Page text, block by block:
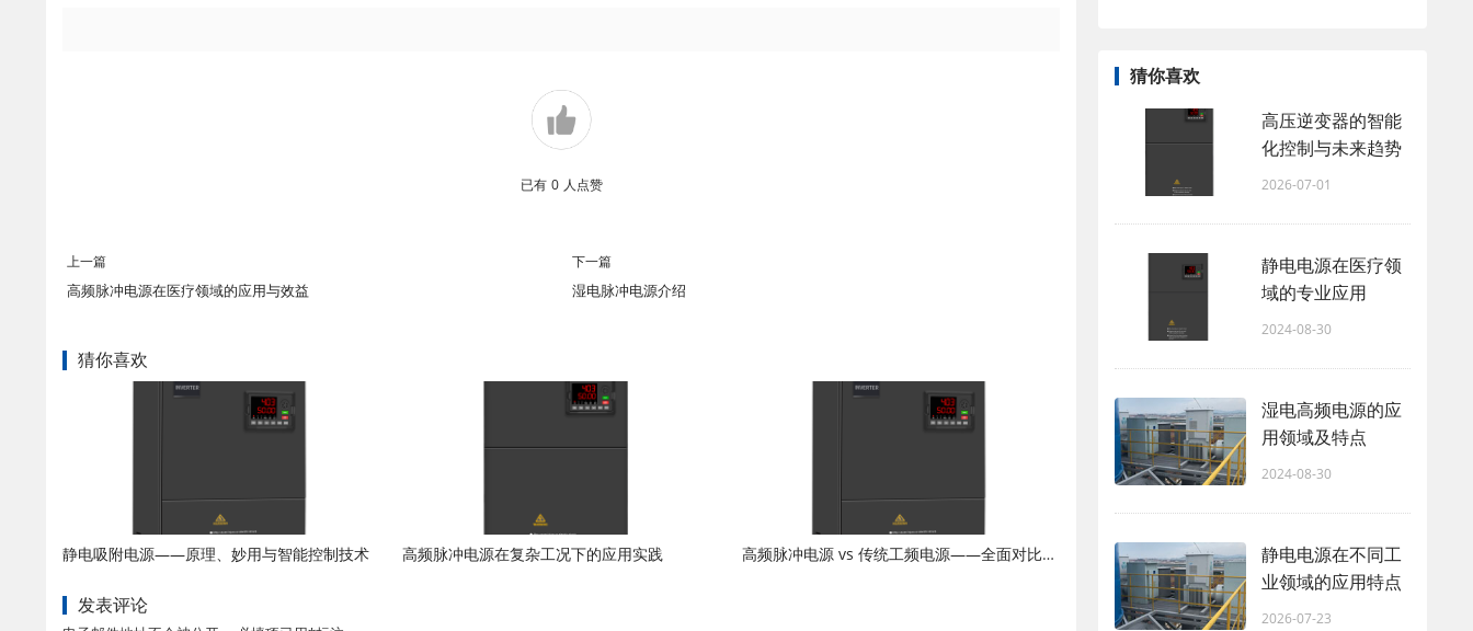
已有 0 人点赞
上一篇
高频脉冲电源在医疗领域的应用与效益
下一篇
湿电脉冲电源介绍
猜你喜欢
静电吸附电源——原理、妙用与智能控制技术 高频脉冲电源在复杂工况下的应用实践 高频脉冲电源 vs 传统工频电源——全面对比分析
发表评论
猜你喜欢
高压逆变器的智能
化控制与未来趋势
2026-07-01
静电电源在医疗领
域的专业应用
2024-08-30
湿电高频电源的应
用领域及特点
2024-08-30
静电电源在不同工
业领域的应用特点
2026-07-23